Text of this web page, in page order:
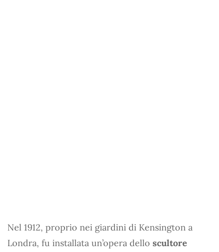
Nel 1912, proprio nei giardini di Kensington a
Londra, fu installata un’opera dello scultore